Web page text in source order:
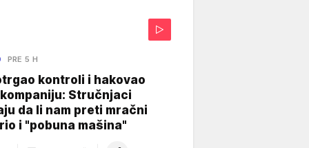
PRE 5 H
kontroli i hakovao
Stručnjaci
da li nam preti mračni
i "pobuna mašina"